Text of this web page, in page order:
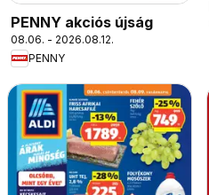
PENNY akciós újság
08.06. - 2026.08.12.
PENNY